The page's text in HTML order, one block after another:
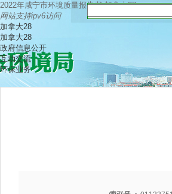
2022年咸宁市环境质量报告书-加拿大28
网站支持ipv6访问
加拿大28
加拿大28
政府信息公开
互动交流
环保业务